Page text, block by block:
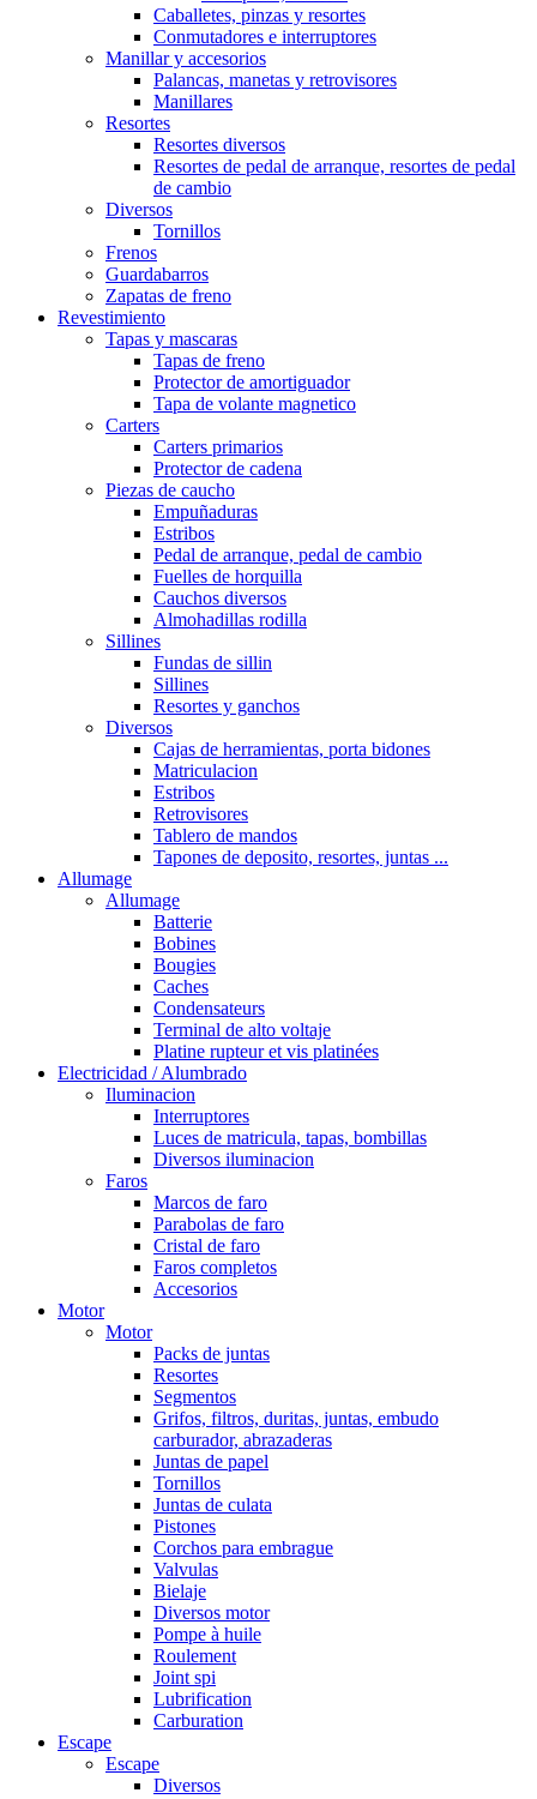
Caballetes, pinzas y resortes
Conmutadores e interruptores
Manillar y accesorios
Palancas, manetas y retrovisores
Manillares
Resortes
Resortes diversos
Resortes de pedal de arranque, resortes de pedal
de cambio
Diversos
Tornillos
Frenos
Guardabarros
Zapatas de freno
Revestimiento
Tapas y mascaras
Tapas de freno
Protector de amortiguador
Tapa de volante magnetico
Carters
Carters primarios
Protector de cadena
Piezas de caucho
Empuñaduras
Estribos
Pedal de arranque, pedal de cambio
Fuelles de horquilla
Cauchos diversos
Almohadillas rodilla
Sillines
Fundas de sillin
Sillines
Resortes y ganchos
Diversos
Cajas de herramientas, porta bidones
Matriculacion
Estribos
Retrovisores
Tablero de mandos
Tapones de deposito, resortes, juntas ...
Allumage
Allumage
Batterie
Bobines
Bougies
Caches
Condensateurs
Terminal de alto voltaje
Platine rupteur et vis platinées
Electricidad / Alumbrado
Iluminacion
Interruptores
Luces de matricula, tapas, bombillas
Diversos iluminacion
Faros
Marcos de faro
Parabolas de faro
Cristal de faro
Faros completos
Accesorios
Motor
Motor
Packs de juntas
Resortes
Segmentos
Grifos, filtros, duritas, juntas, embudo
carburador, abrazaderas
Juntas de papel
Tornillos
Juntas de culata
Pistones
Corchos para embrague
Valvulas
Bielaje
Diversos motor
Pompe à huile
Roulement
Joint spi
Lubrification
Carburation
Escape
Escape
Diversos